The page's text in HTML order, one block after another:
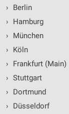
›
Berlin
›
Hamburg
›
München
›
Köln
›
Frankfurt (Main)
› Stuttgart
›
Dortmund
›
Düsseldorf